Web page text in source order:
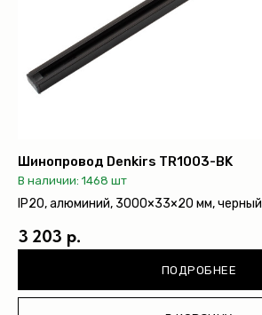
Шинопровод Denkirs TR1003-BK
В наличии: 1468 шт
IP20, алюминий, 3000×33×20 мм, черный
3 203 р.
ПОДРОБНЕЕ